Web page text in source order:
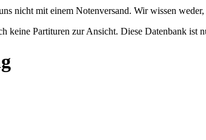
nicht mit einem Notenversand. Wir wissen
keine Partituren zur Ansicht. Diese Datenbank ist